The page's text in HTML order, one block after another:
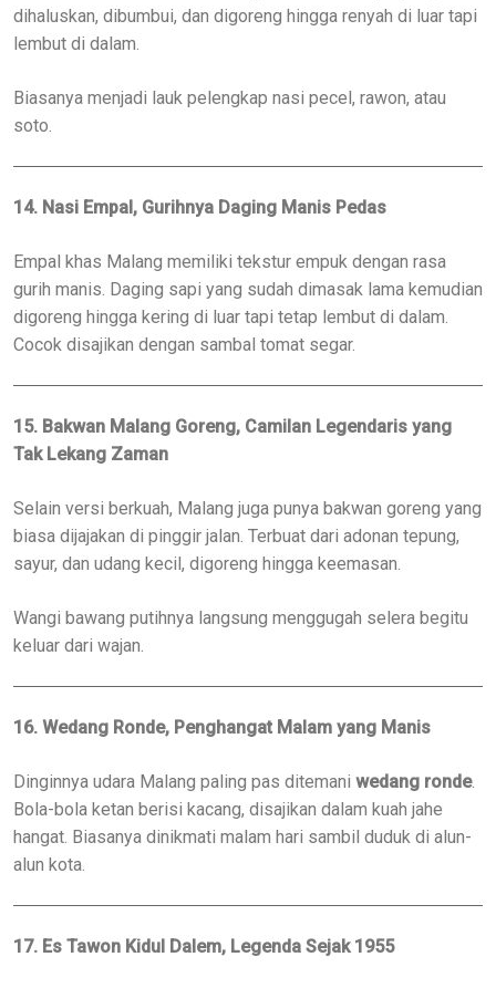
dihaluskan, dibumbui, dan digoreng hingga renyah di luar tapi
lembut di dalam.
Biasanya menjadi lauk pelengkap nasi pecel, rawon, atau
soto.
14. Nasi Empal, Gurihnya Daging Manis Pedas
Empal khas Malang memiliki tekstur empuk dengan rasa
gurih manis. Daging sapi yang sudah dimasak lama kemudian
digoreng hingga kering di luar tapi tetap lembut di dalam.
Cocok disajikan dengan sambal tomat segar.
15. Bakwan Malang Goreng, Camilan Legendaris yang
Tak Lekang Zaman
Selain versi berkuah, Malang juga punya bakwan goreng yang
biasa dijajakan di pinggir jalan. Terbuat dari adonan tepung,
sayur, dan udang kecil, digoreng hingga keemasan.
Wangi bawang putihnya langsung menggugah selera begitu
keluar dari wajan.
16. Wedang Ronde, Penghangat Malam yang Manis
Dinginnya udara Malang paling pas ditemani wedang ronde.
Bola-bola ketan berisi kacang, disajikan dalam kuah jahe
hangat. Biasanya dinikmati malam hari sambil duduk di alun-
alun kota.
17. Es Tawon Kidul Dalem, Legenda Sejak 1955